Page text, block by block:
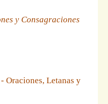
y Consagraciones
Oraciones, Letanas y